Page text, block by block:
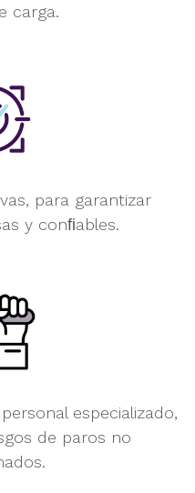
carga.
para garantizar
yconﬁables.
personal especializado,
de paros no